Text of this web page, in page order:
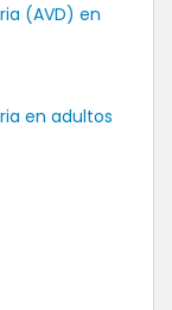
(AVD) en
en adultos